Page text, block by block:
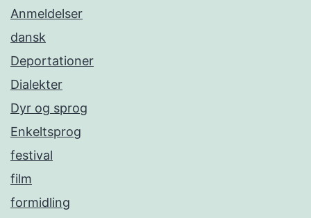
Anmeldelser
dansk
Deportationer
Dialekter
Dyr og sprog
Enkeltsprog
festival
film
formidling